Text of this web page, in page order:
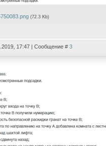
(72.3 Kb)
17:47 | Сообщение # 3